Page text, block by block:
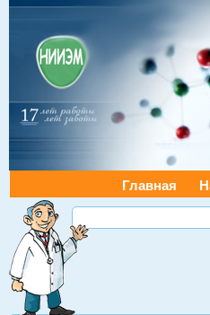
Главная